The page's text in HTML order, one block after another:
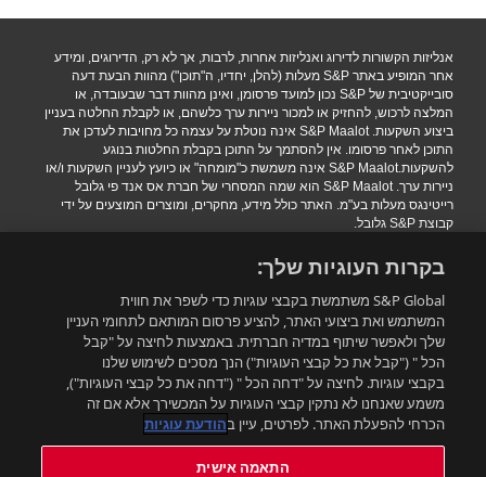
אנליזות הקשורות לדירוג ואנליזות אחרות, לרבות, אך לא רק, הדירוגים, ומידע
אחר המופיע באתר S&P מעלות (להלן, יחדיו, ה"תוכן") מהוות הבעת דעה
סובייקטיבית של S&P נכון למועד פרסומן, ואינן מהוות דבר שבעובדה, או
המלצה לרכוש, להחזיק או למכור ניירות ערך כלשהם, או לקבלת החלטה בעניין
ביצוע השקעות. S&P Maalot אינה נוטלת על עצמה כל מחויבות לעדכן את
התוכן לאחר פרסומו. אין להסתמך על התוכן בקבלת החלטות בנוגע
להשקעות.S&P Maalot אינה משמשת כ"מומחה" או כיועץ לעניין השקעות ו/או
ניירות ערך. S&P Maalot הוא שמה המסחרי של חברת אס אנד פי גלובל
רייטינגס מעלות בע"מ. האתר כולל מידע, מחקרים, ומוצרים המוצעים על ידי
קבוצת S&P גלובל.
.Copyright 2016 S&P Maalot a subsidiary of S&P Global. All rights
reserved
רוצים להישאר מעודכנים?
התאמה אישית
בקרות העוגיות שלך:
S&P Global משתמשת בקבצי עוגיות כדי לשפר את חווית
המשתמש ואת ביצועי האתר, להציע פרסום המותאם לתחומי העניין
שלך ולאפשר שיתוף במדיה חברתית. באמצעות לחיצה על "קבל
הכל " ("קבל את כל קבצי העוגיות") הנך מסכים לשימוש שלנו
בקבצי עוגיות. לחיצה על "דחה הכל " ("דחה את כל קבצי העוגיות"),
משמע שאנחנו לא נתקין קבצי העוגיות על המכשירך אלא אם זה
הכרחי להפעלת האתר. לפרטים, עיין בהודעת עוגיות
התאמה אישית